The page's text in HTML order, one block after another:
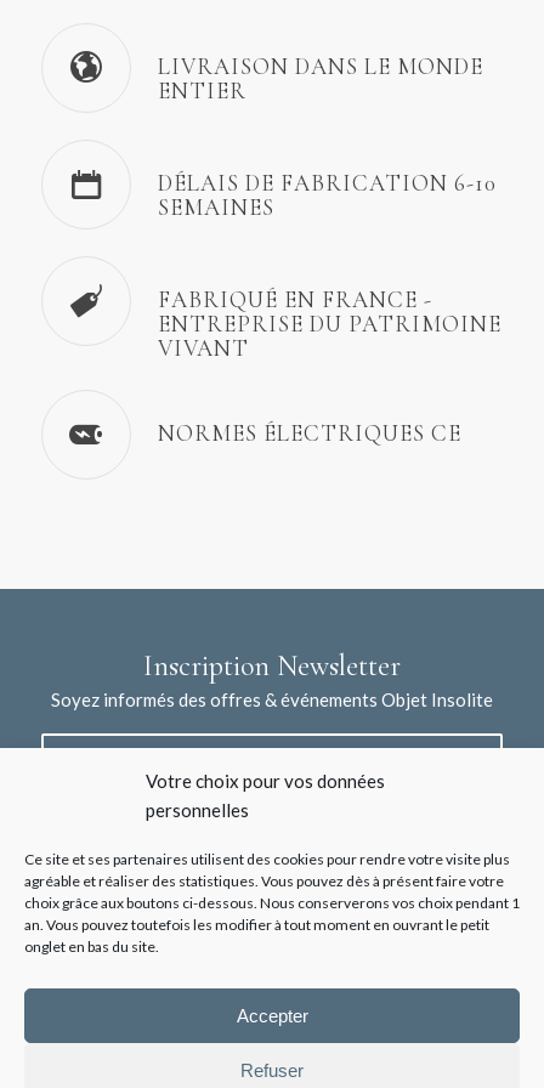
Votre choix pour vos données
personnelles
Ce site et ses partenaires utilisent des cookies pour rendre votre visite plus
agréable et réaliser des statistiques. Vous pouvez dès à présent faire votre
choix grâce aux boutons ci-dessous. Nous conserverons vos choix pendant 1
an. Vous pouvez toutefois les modifier à tout moment en ouvrant le petit
onglet en bas du site.
Accepter
Refuser
LIVRAISON DANS LE MONDE
ENTIER
DÉLAIS DE FABRICATION 6-10
SEMAINES
FABRIQUÉ EN FRANCE -
ENTREPRISE DU PATRIMOINE
VIVANT
NORMES ÉLECTRIQUES CE
Inscription Newsletter
Soyez informés des offres & événements Objet Insolite
J'accepte la collecte de mes données à l'aide de ce formulaire /
Voir les mentions légales*